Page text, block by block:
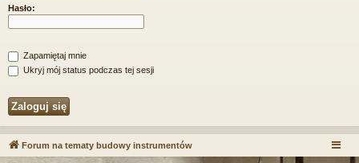
Hasło:
Zapamiętaj mnie
Ukryj mój status podczas tej sesji
Forum na tematy budowy instrumentów